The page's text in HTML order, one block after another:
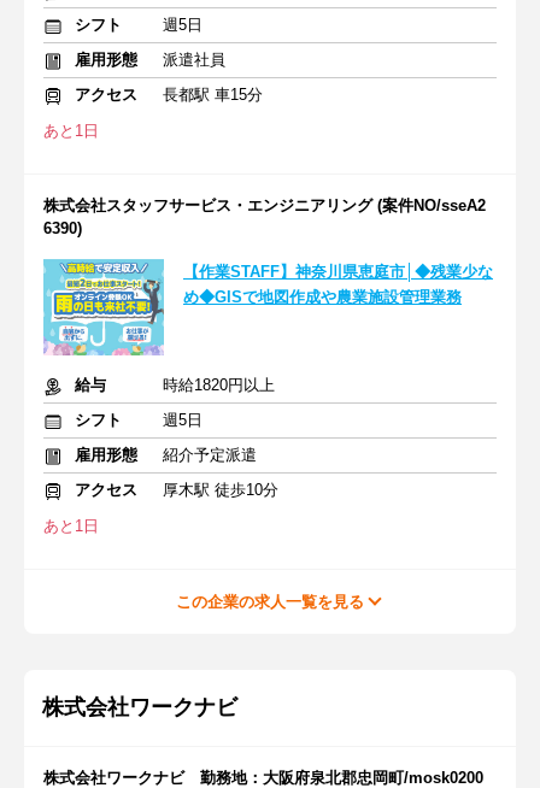
シフト
週5日
雇用形態
派遣社員
アクセス
長都駅 車15分
あと1日
株式会社スタッフサービス・エンジニアリング (案件NO/sseA2
6390)
【作業STAFF】神奈川県恵庭市│◆残業少な
め◆GISで地図作成や農業施設管理業務
給与
時給1820円以上
シフト
週5日
雇用形態
紹介予定派遣
アクセス
厚木駅 徒歩10分
あと1日
この企業の求人一覧を見る
株式会社ワークナビ
株式会社ワークナビ 勤務地：大阪府泉北郡忠岡町/mosk0200